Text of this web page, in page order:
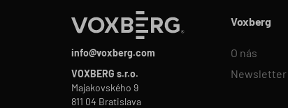
info@voxberg.com
VOXBERG s.r.o.
Majakovského 9
811 04 Bratislava
Voxberg
O nás
Newsletter